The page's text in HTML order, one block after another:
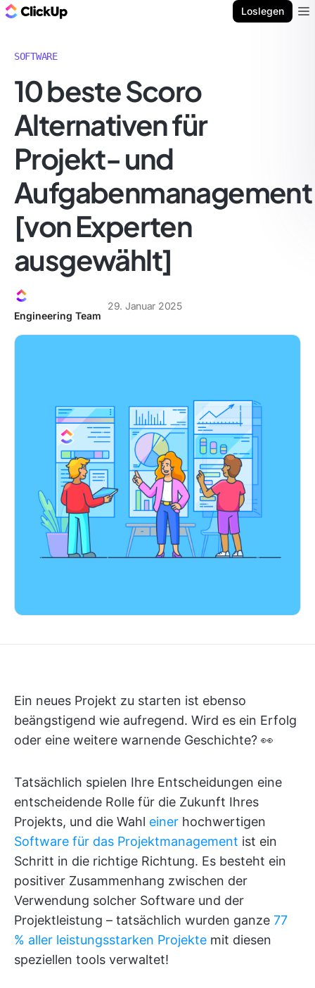
Loslegen
SOFTWARE
10 beste Scoro
Alternativen für
Projekt- und
Aufgabenmanagement
[von Experten
ausgewählt]
Engineering Team
29. Januar 2025
Ein neues Projekt zu starten ist ebenso
beängstigend wie aufregend. Wird es ein Erfolg
oder eine weitere warnende Geschichte? 👀
Tatsächlich spielen Ihre Entscheidungen eine
entscheidende Rolle für die Zukunft Ihres
Projekts, und die Wahl einer hochwertigen
Software für das Projektmanagement ist ein
Schritt in die richtige Richtung. Es besteht ein
positiver Zusammenhang zwischen der
Verwendung solcher Software und der
Projektleistung – tatsächlich wurden ganze 77
% aller leistungsstarken Projekte mit diesen
speziellen tools verwaltet!